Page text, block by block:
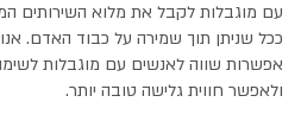
עם מוגבלות לקבל את מלוא השירותים
ככל שניתן תוך שמירה על כבוד האדם.
אפשרות שווה לאנשים עם מוגבלות
ולאפשר חווית גלישה טובה יותר.